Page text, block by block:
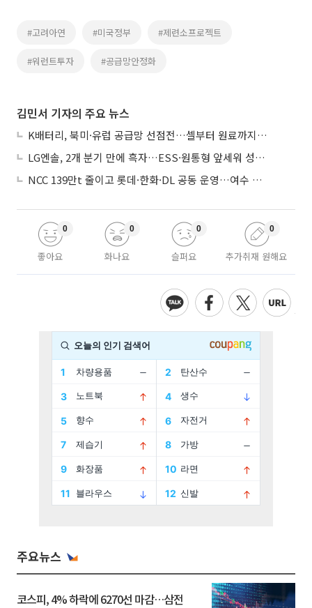
#고려아연 #미국정부 #제련소프로젝트
#워런트투자 #공급망안정화
김민서 기자의 주요 뉴스
K배터리, 북미·유럽 공급망 선점전…셀부터 원료까지 현지화
LG엔솔, 2개 분기 만에 흑자…ESS·원통형 앞세워 성장 가속
NCC 139만t 줄이고 롯데·한화·DL 공동 운영…여수 1호 본궤도
좋아요
0
화나요
0
슬퍼요
0
추가취재 원해요
0
주요뉴스
코스피, 4% 하락에 6270선 마감…삼전